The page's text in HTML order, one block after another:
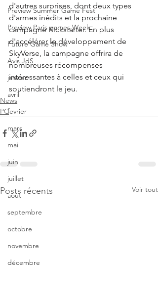
Preview Summer Game Fest
Preview Paris games Week
Future Game Show
Avis JdS
janvier
avril
fevrier
mars
mai
juin
juillet
aout
septembre
octobre
novembre
décembre
d'autres surprises, dont deux types
d'armes inédits et la prochaine
campagne Kickstarter. En plus
d'accélérer le développement de
SkyVerse, la campagne offrira de
nombreuses récompenses
intéressantes à celles et ceux qui
soutiendront le jeu.
News
PC
Posts récents Voir tout